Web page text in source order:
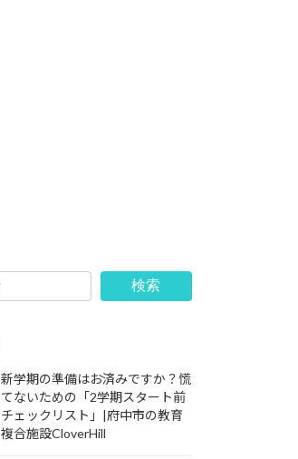
検索
新学期の準備はお済みですか？慌
てないための「2学期スタート前
チェックリスト」|府中市の教育
複合施設CloverHill